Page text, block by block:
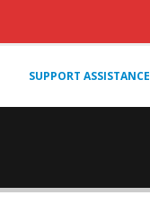
SUPPORT ASSISTANCE